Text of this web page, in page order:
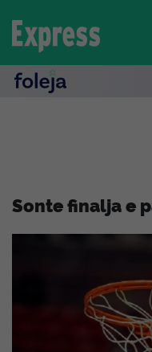
Sonte finalja e